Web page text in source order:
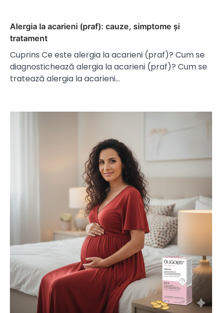
Alergia la acarieni (praf): cauze, simptome și
tratament
Cuprins Ce este alergia la acarieni (praf)? Cum se
diagnostichează alergia la acarieni (praf)? Cum se
tratează alergia la acarieni…